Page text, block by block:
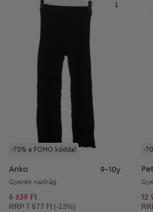
-70% a FOMO kóddal
1
Anko 9-10y
Gyerek nadrág
6 639 Ft
Ajánlott ár:
RRP 7 677 Ft (-13%)
-
12